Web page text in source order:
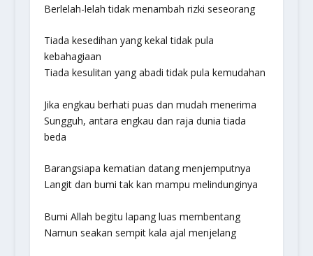
Berlelah-lelah tidak menambah rizki seseorang
Tiada kesedihan yang kekal tidak pula
kebahagiaan
Tiada kesulitan yang abadi tidak pula kemudahan
Jika engkau berhati puas dan mudah menerima
Sungguh, antara engkau dan raja dunia tiada
beda
Barangsiapa kematian datang menjemputnya
Langit dan bumi tak kan mampu melindunginya
Bumi Allah begitu lapang luas membentang
Namun seakan sempit kala ajal menjelang